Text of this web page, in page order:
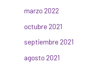
marzo 2022
octubre 2021
septiembre 2021
agosto 2021